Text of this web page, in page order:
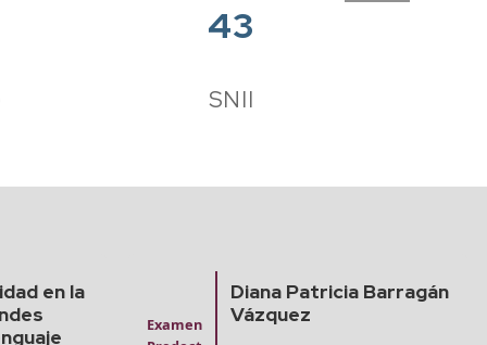
43
SNII
Barragán
Semina
Finding Algebraic
Mathematical Models